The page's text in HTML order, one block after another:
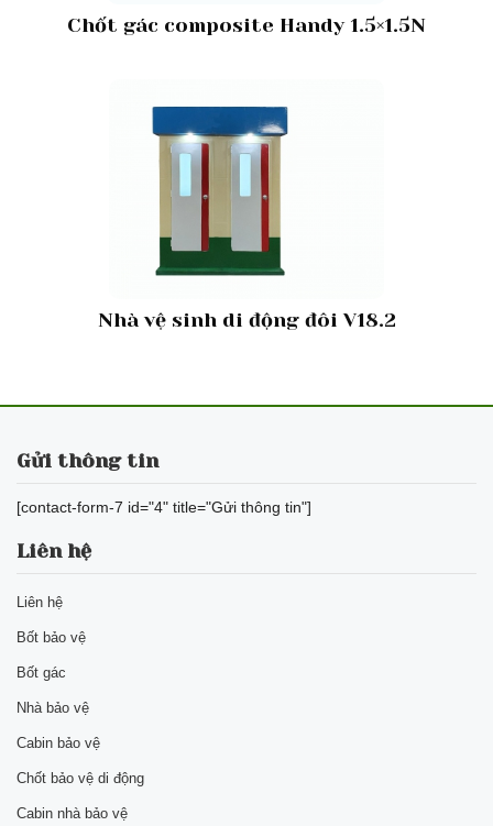
Chốt gác composite Handy 1.5×1.5N
Nhà vệ sinh di động đôi V18.2
Gửi thông tin
[contact-form-7 id="4" title="Gửi thông tin"]
Liên hệ
Liên hệ
Bốt bảo vệ
Bốt gác
Nhà bảo vệ
Cabin bảo vệ
Chốt bảo vệ di động
Cabin nhà bảo vệ